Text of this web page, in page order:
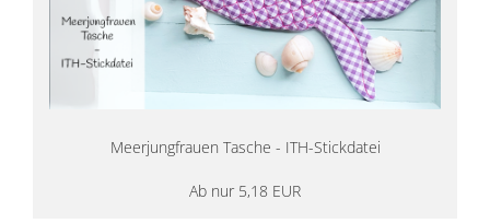
Meerjungfrauen Tasche - ITH-Stickdatei
Ab nur 5,18 EUR